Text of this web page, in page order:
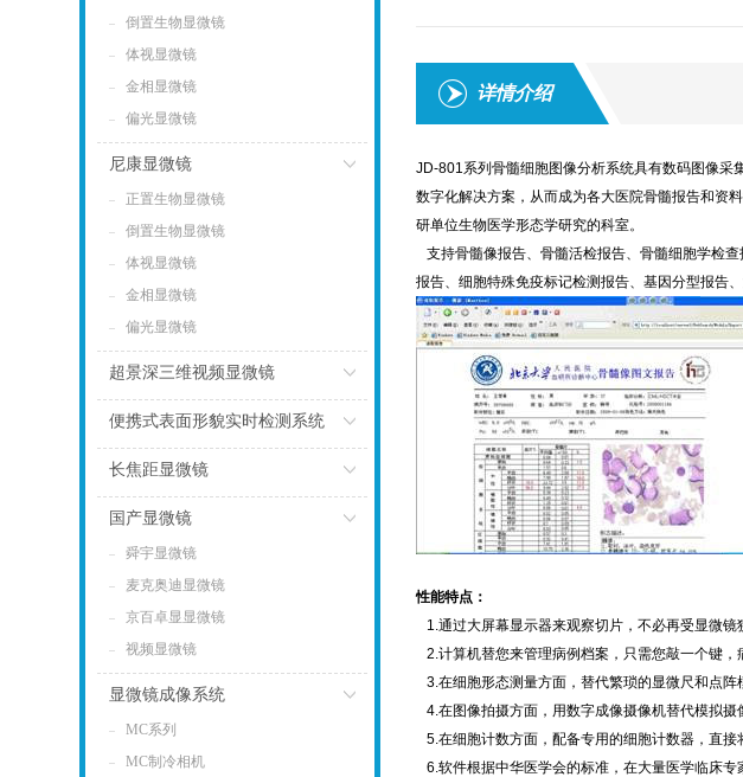
倒置生物显微镜
体视显微镜
金相显微镜
偏光显微镜
尼康显微镜
正置生物显微镜
倒置生物显微镜
体视显微镜
金相显微镜
偏光显微镜
超景深三维视频显微镜
点击
便携式表面形貌实时检测系统
长焦距显微镜
国产显微镜
舜宇显微镜
麦克奥迪显微镜
京百卓显显微镜
视频显微镜
显微镜成像系统
MC系列
MC制冷相机
详情介绍
JD-801系列骨髓细胞图像分析系统具有数码图像采
数字化解决方案，从而成为各大医院骨髓报告和资
研单位生物医学形态学研究的科室。
支持骨髓像报告、骨髓活检报告、骨髓细胞学检
报告、细胞特殊免疫标记检测报告、基因分型报告
性能特点：
1.通过大屏幕显示器来观察切片，不必再受显微镜
2.计算机替您来管理病例档案，只需您敲一个键，
3.在细胞形态测量方面，替代繁琐的显微尺和点阵
4.在图像拍摄方面，用数字成像摄像机替代模拟摄
5.在细胞计数方面，配备专用的细胞计数器，直
6.软件根据中华医学会的标准，在大量医学临床专